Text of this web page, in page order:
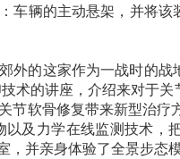
车辆的主动悬架，并将
的这家作为一战时的
术的讲座，介绍来对于
节软骨修复带来新型治疗
及力学在线监测技术，
，并亲身体验了全景步态